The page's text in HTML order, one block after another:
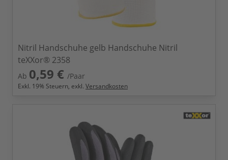
Nitril Handschuhe gelb Handschuhe Nitril
teXXor® 2358
Ab 0,59 € /Paar
Exkl. 19% Steuern, exkl. Versandkosten